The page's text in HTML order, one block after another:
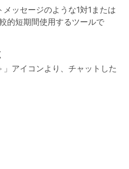
ッセージのような1対1または
的短期間使用するツールで
アイコンより、チャットした